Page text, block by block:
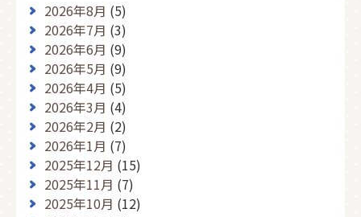
2026年8月 (5)
2026年7月 (3)
2026年6月 (9)
2026年5月 (9)
2026年4月 (5)
2026年3月 (4)
2026年2月 (2)
2026年1月 (7)
2025年12月 (15)
2025年11月 (7)
2025年10月 (12)